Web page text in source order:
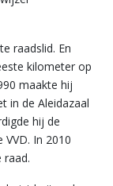
raadslid. En
kilometer op
maakte hij
in de Aleidazaal
hij de
In 2010
raad.